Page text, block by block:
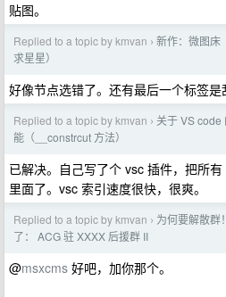
贴图。
Replied to a topic by kmvan › 新作：微图床
求星星）
好像节点选错了。还有最后一个标签
Replied to a topic by kmvan › 关于 VS code
能（__constrcut 方法）
已解决。自己写了个 vsc 插件，把所
里面了。vsc 索引速度很快，很爽。
Replied to a topic by kmvan › 为何要解散群
了： ACG 驻 XXXX 后援群 II
@msxcms 好吧，加你那个。